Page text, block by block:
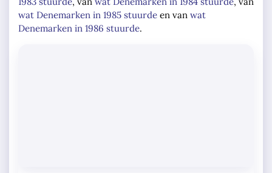
wat Denemarken in 1985 stuurde en van wat
Denemarken in 1986 stuurde.